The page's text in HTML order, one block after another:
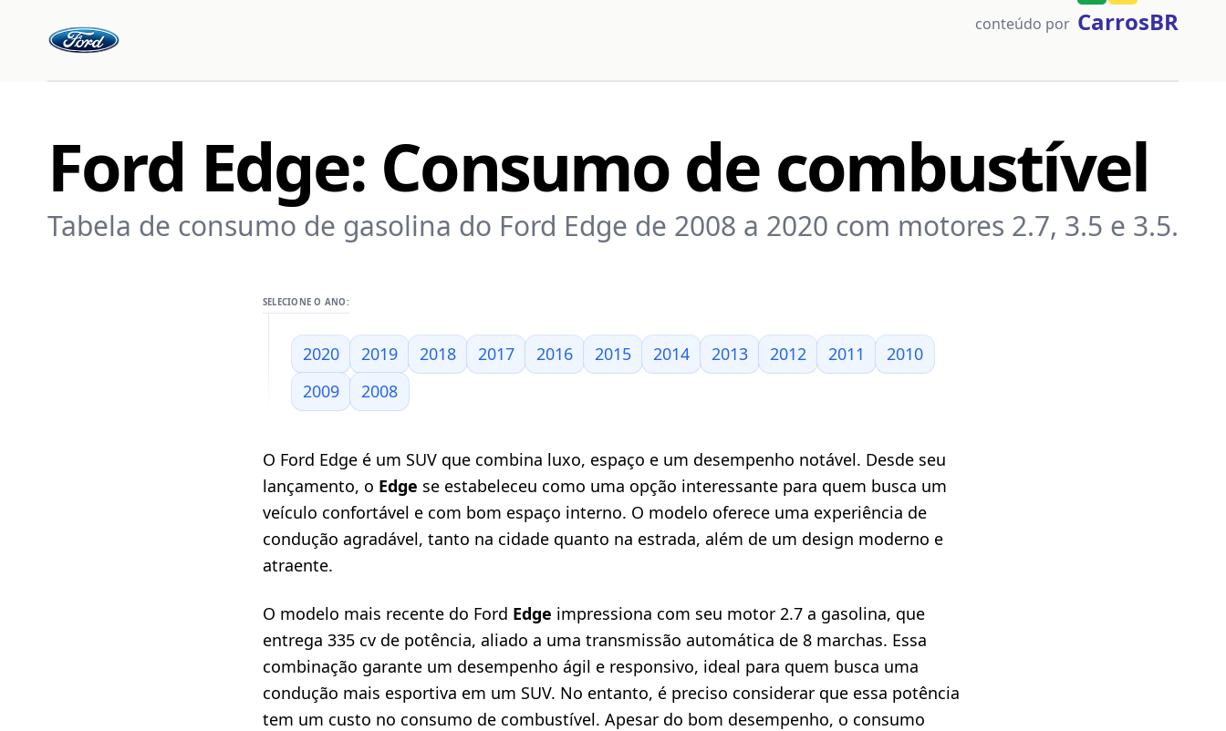
conteúdo por CarrosBR
Ford Edge: Consumo de combustível
Tabela de consumo de gasolina do Ford Edge de 2008 a 2020 com motores 2.7, 3.5 e 3.5.
SELECIONE O ANO:
2020 2019 2018 2017 2016 2015 2014 2013 2012 2011
2010
2009
2008
O Ford Edge é um SUV que combina luxo, espaço e um desempenho notável. Desde seu
lançamento, o Edge se estabeleceu como uma opção interessante para quem busca um
veículo confortável e com bom espaço interno. O modelo oferece uma experiência de
condução agradável, tanto na cidade quanto na estrada, além de um design moderno e
atraente.
O modelo mais recente do Ford Edge impressiona com seu motor 2.7 a gasolina, que
entrega 335 cv de potência, aliado a uma transmissão automática de 8 marchas. Essa
combinação garante um desempenho ágil e responsivo, ideal para quem busca uma
condução mais esportiva em um SUV. No entanto, é preciso considerar que essa potência
tem um custo no consumo de combustível. Apesar do bom desempenho, o consumo